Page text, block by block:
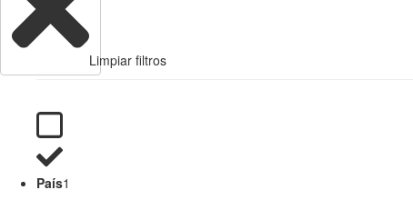
Limpiar filtros
País1